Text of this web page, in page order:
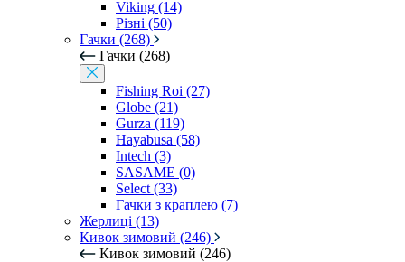
Viking (14)
Різні (50)
Гачки (268)
Гачки (268)
Fishing Roi (27)
Globe (21)
Gurza (119)
Hayabusa (58)
Intech (3)
SASAME (0)
Select (33)
Гачки з краплею (7)
Жерлиці (13)
Кивок зимовий (246)
Кивок зимовий (246)